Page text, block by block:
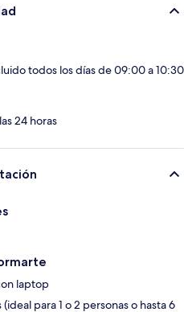
todos los días de 09:00 a 10:30
24 horas
laptop
para 1 o 2 personas o hasta 6